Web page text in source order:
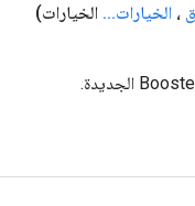
، الخيارات.
.
. الخيارات)